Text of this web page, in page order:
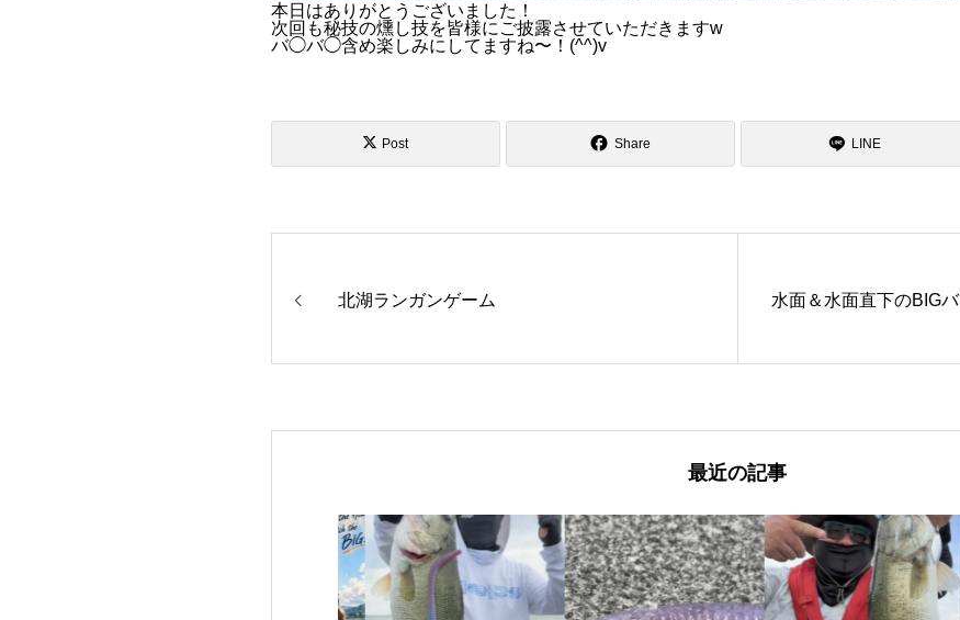
本日はありがとうございました！
次回も秘技の燻し技を皆様にご披露させていただきますw
バ◯バ◯含め楽しみにしてますね〜！(^^)v
Post Share LINE
北湖ランガンゲーム 水面＆水面直下のBIGバ
最近の記事